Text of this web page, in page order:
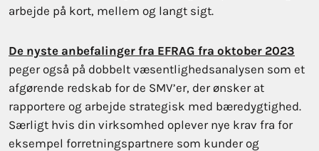
arbejde på kort, mellem og langt sigt.
De nyste anbefalinger fra EFRAG fra oktober 2023
peger også på dobbelt væsentlighedsanalysen som et
afgørende redskab for de SMV’er, der ønsker at
rapportere og arbejde strategisk med bæredygtighed.
Særligt hvis din virksomhed oplever nye krav fra for
eksempel forretningspartnere som kunder og